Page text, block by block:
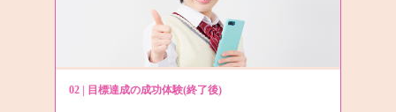
02 | 目標達成の成功体験(終了後)